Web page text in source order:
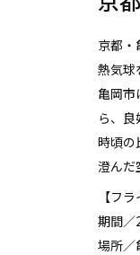
京都・
熱気球
亀岡市
ら、
時頃の
澄んだ
【フ
期間／
場所／